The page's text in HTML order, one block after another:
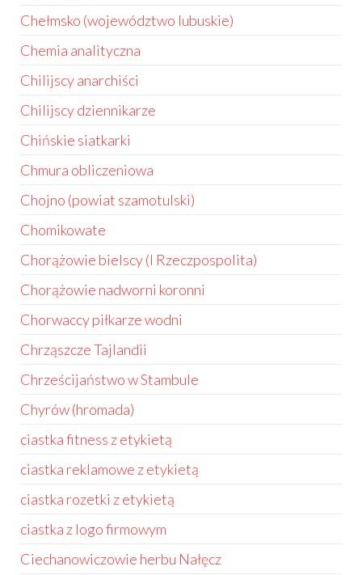
Chełmsko (województwo lubuskie)
Chemia analityczna
Chilijscy anarchiści
Chilijscy dziennikarze
Chińskie siatkarki
Chmura obliczeniowa
Chojno (powiat szamotulski)
Chomikowate
Chorążowie bielscy (I Rzeczpospolita)
Chorążowie nadworni koronni
Chorwaccy piłkarze wodni
Chrząszcze Tajlandii
Chrześcijaństwo w Stambule
Chyrów (hromada)
ciastka fitness z etykietą
ciastka reklamowe z etykietą
ciastka rozetki z etykietą
ciastka z logo firmowym
Ciechanowiczowie herbu Nałęcz